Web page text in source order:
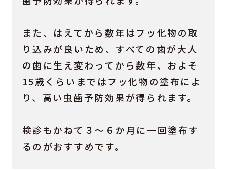
また、はえてから数年はフッ化物の取
り込みが良いため、すべての歯が大人
の歯に生え変わってから数年、およそ
15歳くらいまではフッ化物の塗布によ
り、高い虫歯予防効果が得られます。
検診もかねて３～６か月に一回塗布す
るのがおすすめです。